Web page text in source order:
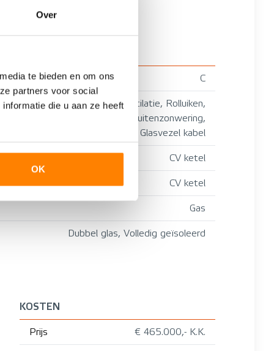
Over
te bieden en om ons
partners voor social
die u aan ze heeft
OK
C
Mechanische ventilatie, Rolluiken,
tv kabel, Buitenzonwering,
Dakraam, Glasvezel kabel
CV ketel
CV ketel
Gas
Dubbel glas, Volledig geïsoleerd
KOSTEN
Prijs € 465.000,- K.K.